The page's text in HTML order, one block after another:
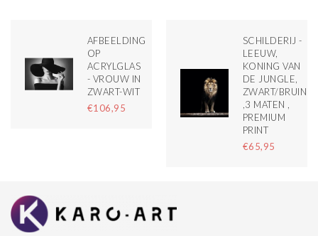
AFBEELDING
OP
ACRYLGLAS
- VROUW IN
ZWART-WIT
€106,95
SCHILDERIJ -
LEEUW,
KONING VAN
DE JUNGLE,
ZWART/BRUIN
,3 MATEN ,
PREMIUM
PRINT
€65,95